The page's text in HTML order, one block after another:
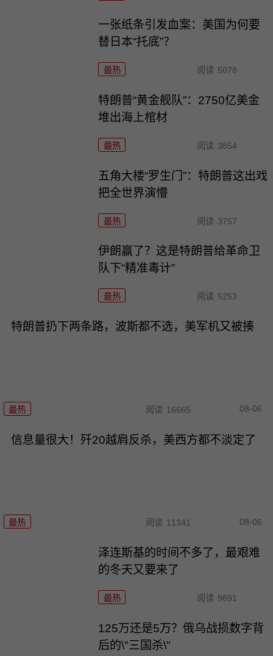
一张纸条引发血案：美国为何要
替日本“托底”？
最热 阅读 5078
特朗普“黄金舰队”：2750亿美金
堆出海上棺材
最热 阅读 3854
五角大楼“罗生门”：特朗普这出戏
把全世界演懵
最热 阅读 3757
伊朗赢了？这是特朗普给革命卫
队下“精准毒计”
最热 阅读 5253
特朗普扔下两条路，波斯都不选，美军机又被揍
最热 阅读 16665 08-06
信息量很大！歼20越肩反杀，美西方都不淡定了
最热 阅读 11341 08-06
泽连斯基的时间不多了，最艰难
的冬天又要来了
最热 阅读 9891
125万还是5万？俄乌战损数字背
后的\"三国杀\"